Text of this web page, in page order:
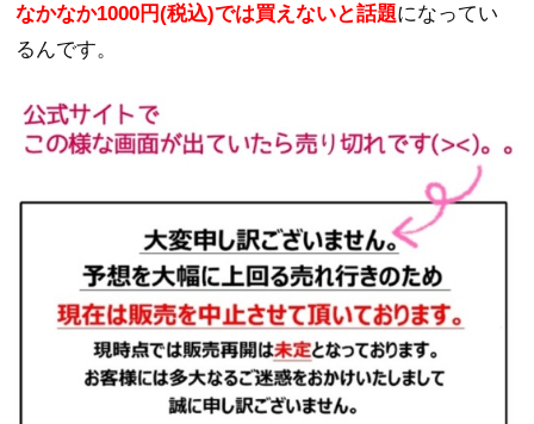
なかなか1000円(税込)では買えないと話題になってい
るんです。